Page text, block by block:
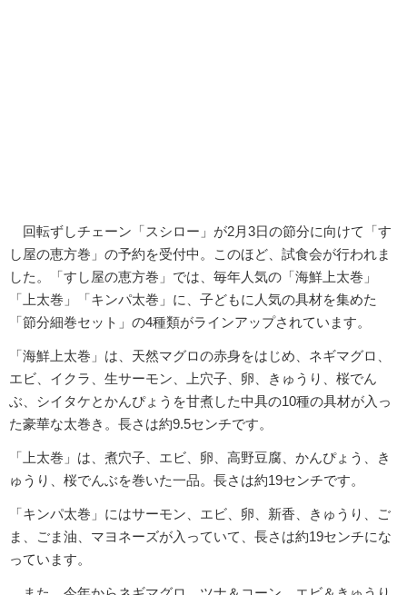
回転ずしチェーン「スシロー」が2月3日の節分に向けて「す
し屋の恵方巻」の予約を受付中。このほど、試食会が行われま
した。「すし屋の恵方巻」では、毎年人気の「海鮮上太巻」
「上太巻」「キンパ太巻」に、子どもに人気の具材を集めた
「節分細巻セット」の4種類がラインアップされています。
「海鮮上太巻」は、天然マグロの赤身をはじめ、ネギマグロ、
エビ、イクラ、生サーモン、上穴子、卵、きゅうり、桜でん
ぶ、シイタケとかんぴょうを甘煮した中具の10種の具材が入っ
た豪華な太巻き。長さは約9.5センチです。
「上太巻」は、煮穴子、エビ、卵、高野豆腐、かんぴょう、き
ゅうり、桜でんぶを巻いた一品。長さは約19センチです。
「キンパ太巻」にはサーモン、エビ、卵、新香、きゅうり、ご
ま、ごま油、マヨネーズが入っていて、長さは約19センチにな
っています。